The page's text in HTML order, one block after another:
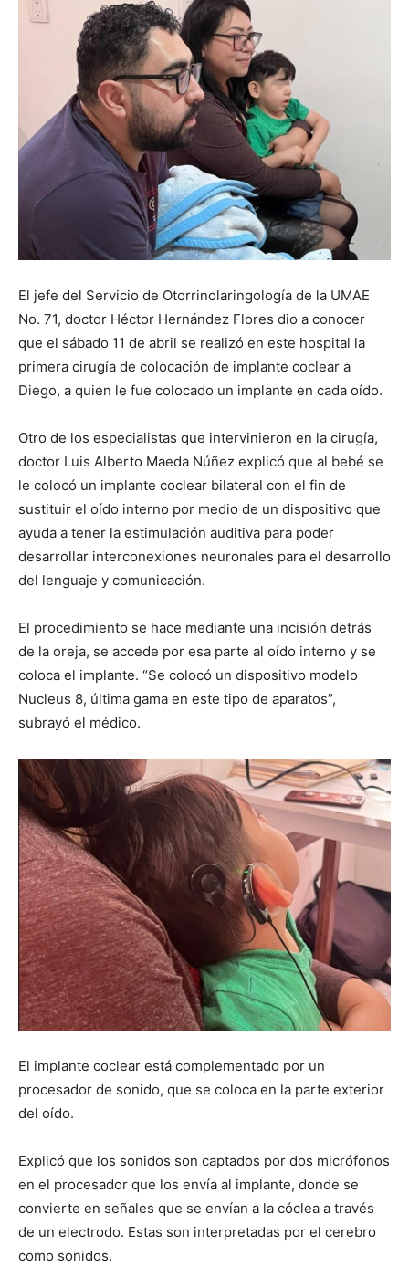
El jefe del Servicio de Otorrinolaringología de la UMAE
No. 71, doctor Héctor Hernández Flores dio a conocer
que el sábado 11 de abril se realizó en este hospital la
primera cirugía de colocación de implante coclear a
Diego, a quien le fue colocado un implante en cada oído.
Otro de los especialistas que intervinieron en la cirugía,
doctor Luis Alberto Maeda Núñez explicó que al bebé se
le colocó un implante coclear bilateral con el fin de
sustituir el oído interno por medio de un dispositivo que
ayuda a tener la estimulación auditiva para poder
desarrollar interconexiones neuronales para el desarrollo
del lenguaje y comunicación.
El procedimiento se hace mediante una incisión detrás
de la oreja, se accede por esa parte al oído interno y se
coloca el implante. “Se colocó un dispositivo modelo
Nucleus 8, última gama en este tipo de aparatos”,
subrayó el médico.
El implante coclear está complementado por un
procesador de sonido, que se coloca en la parte exterior
del oído.
Explicó que los sonidos son captados por dos micrófonos
en el procesador que los envía al implante, donde se
convierte en señales que se envían a la cóclea a través
de un electrodo. Estas son interpretadas por el cerebro
como sonidos.